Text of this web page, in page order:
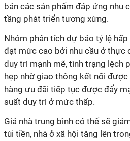
bán các sản phẩm đáp ứng nhu
tầng phát triển tương xứng.
Nhóm phân tích dự báo tỷ lệ
đạt mức cao bởi nhu cầu ở thực
duy trì mạnh mẽ, tình trạng lệch
hẹp nhờ giao thông kết nối
hàng ưu đãi tiếp tục được đẩy
suất duy trì ở mức thấp.
Giá nhà trung bình có thể sẽ
túi tiền, nhà ở xã hội tăng lên